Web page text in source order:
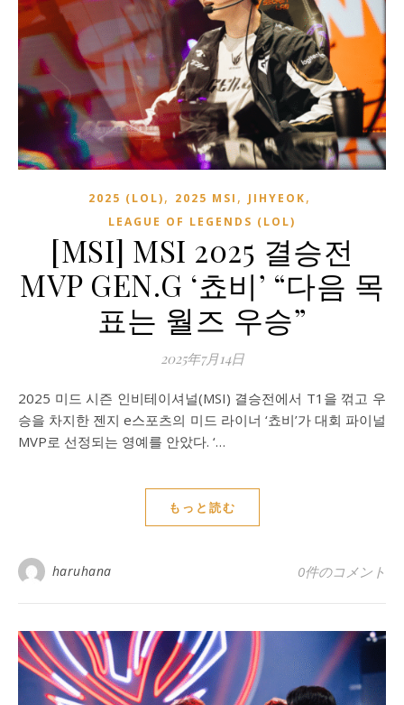
2025 (LOL), 2025 MSI , JIHYEOK,
LEAGUE OF LEGENDS (LOL)
[MSI] MSI 2025 결승전
MVP GEN.G ‘쵸비’ “다음 목
표는 월즈 우승”
2025年7月14日
2025 미드 시즌 인비테이셔널(MSI) 결승전에서 T1을 꺾고 우
승을 차지한 젠지 e스포츠의 미드 라이너 ‘쵸비’가 대회 파이널
MVP로 선정되는 영예를 안았다. ‘…
もっと読む
haruhana 0件のコメント